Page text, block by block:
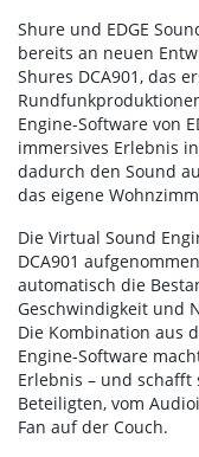
Shure und EDGE
bereits an neuen
Shures DCA901, das
Engine-Software von
immersives Erlebnis
dadurch den Sound
das eigene
Die Virtual Sound
DCA901
automatisch die
Geschwindigkeit und
Die Kombination aus
Engine-Software
Erlebnis – und
Beteiligten, vom
Fan auf der Couch.